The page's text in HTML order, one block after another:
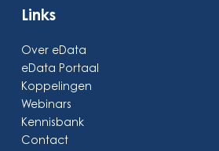
Links
Over eData
eData Portaal
Koppelingen
Webinars
Kennisbank
Contact